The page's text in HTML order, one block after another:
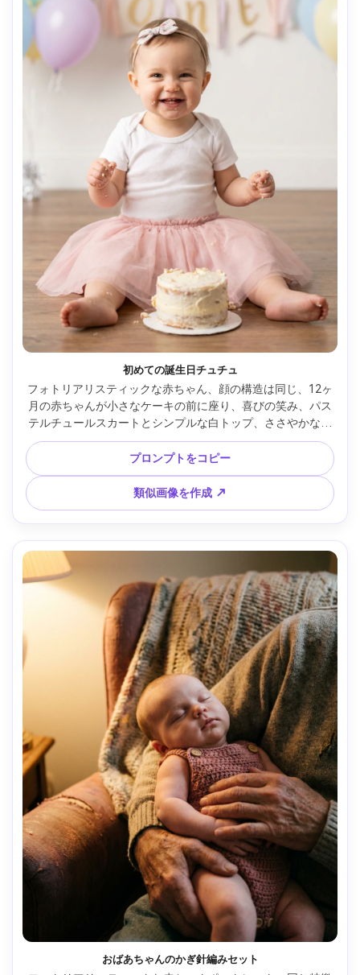
初めての誕生日チュチュ
フォトリアリスティックな赤ちゃん、顔の構造は同じ、12ヶ
月の赤ちゃんが小さなケーキの前に座り、喜びの笑み、パス
テルチュールスカートとシンプルな白トップ、ささやかなリ
ボンヘアバンド、背景：最小限の誕生日飾りとぼやけた柔ら
かい風船、明るいが柔らかなスタジオストロボ光、Canon
EOS R3、70mm f/2、中央ポートレート構図、クリーンなハ
イライト、リアルなパン屑とフロスティング質感、温かい祝
祭感がありながら不自然でない --ar 4:5
プロンプトをコピー
類似画像を作成 ↗
おばあちゃんのかぎ針編みセット